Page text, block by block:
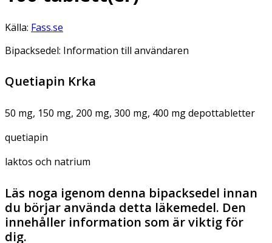
Källa: Fass.se
Bipacksedel: Information till användaren
Quetiapin Krka
50 mg, 150 mg, 200 mg, 300 mg, 400 mg depottabletter
quetiapin
laktos och natrium
Läs noga igenom denna bipacksedel innan
du börjar använda detta läkemedel. Den
innehåller information som är viktig för
dig.